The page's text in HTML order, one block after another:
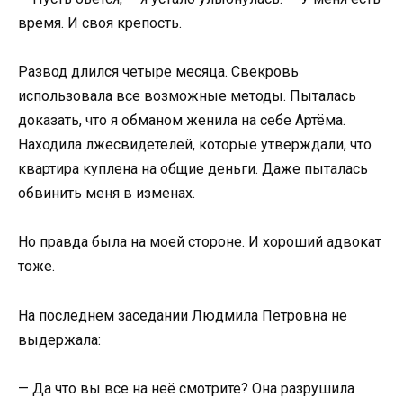
время. И своя крепость.
Развод длился четыре месяца. Свекровь
использовала все возможные методы. Пыталась
доказать, что я обманом женила на себе Артёма.
Находила лжесвидетелей, которые утверждали, что
квартира куплена на общие деньги. Даже пыталась
обвинить меня в изменах.
Но правда была на моей стороне. И хороший адвокат
тоже.
На последнем заседании Людмила Петровна не
выдержала:
— Да что вы все на неё смотрите? Она разрушила